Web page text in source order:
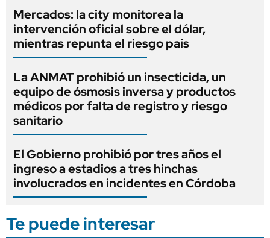
Mercados: la city monitorea la
intervención oficial sobre el dólar,
mientras repunta el riesgo país
La ANMAT prohibió un insecticida, un
equipo de ósmosis inversa y productos
médicos por falta de registro y riesgo
sanitario
El Gobierno prohibió por tres años el
ingreso a estadios a tres hinchas
involucrados en incidentes en Córdoba
Te puede interesar